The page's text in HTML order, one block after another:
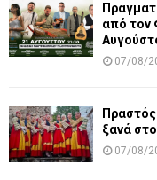
από τον
07/08/
ξανά
07/08/